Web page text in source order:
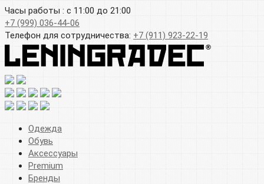
Часы работы : с 11:00 до 21:00
+7 (999) 036-44-06
Телефон для сотрудничества: +7 (911) 923-22-19
Одежда
Обувь
Аксессуары
Premium
Бренды